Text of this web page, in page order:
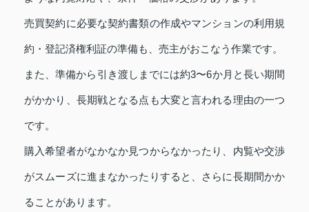
売買契約に必要な契約書類の作成やマンションの利用規
約・登記済権利証の準備も、売主がおこなう作業です。
また、準備から引き渡しまでには約3〜6か月と長い期間
がかかり、長期戦となる点も大変と言われる理由の一つ
です。
購入希望者がなかなか見つからなかったり、内覧や交渉
がスムーズに進まなかったりすると、さらに長期間かか
ることがあります。